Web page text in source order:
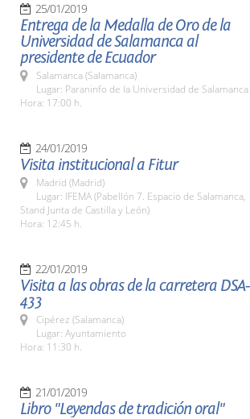
25/01/2019
Entrega de la Medalla de Oro de la
Universidad de Salamanca al
presidente de Ecuador
Salamanca (Salamanca)
Lugar: Paraninfo de la Universidad de Salamanca
Hora: 17:00 h.
24/01/2019
Visita institucional a Fitur
Madrid (Madrid)
Lugar: IFEMA (Pabellón 7. Espacio de Salamanca,
Stand Junta de Castilla y León)
Hora: 12:45 h.
22/01/2019
Visita a las obras de la carretera DSA-
433
Cipérez (Salamanca)
Lugar: Ayuntamiento
Hora: 11:30 h.
21/01/2019
Libro "Leyendas de tradición oral"